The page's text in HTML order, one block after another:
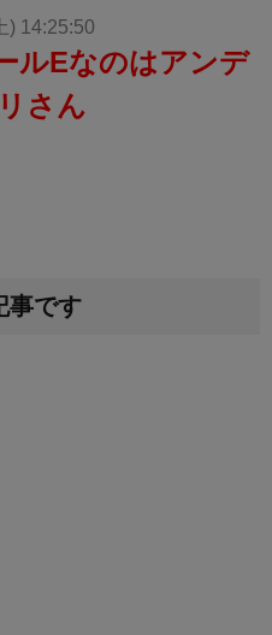
) 14:25:50
ルEなのはアンデ
さん
事です